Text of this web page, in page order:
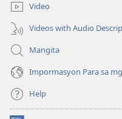
Video
Videos with Audio
Mangita
Impormasyon Para sa
Help